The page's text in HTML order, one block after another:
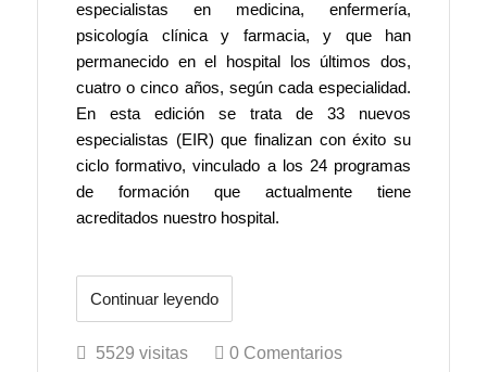
especialistas en medicina, enfermería,
psicología clínica y farmacia, y que han
permanecido en el hospital los últimos dos,
cuatro o cinco años, según cada especialidad.
En esta edición se trata de 33 nuevos
especialistas (EIR) que finalizan con éxito su
ciclo formativo, vinculado a los 24 programas
de formación que actualmente tiene
acreditados nuestro hospital.
Continuar leyendo
5529 visitas
0 Comentarios